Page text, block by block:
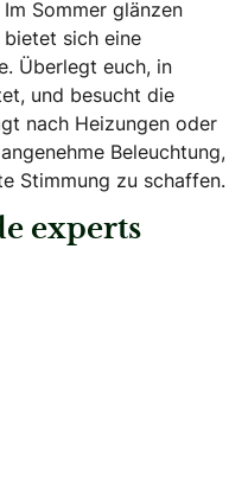
Im Sommer glänzen
sich eine
Überlegt euch, in
und besucht die
nach Heizungen oder
Beleuchtung,
Stimmung zu schaffen.
experts